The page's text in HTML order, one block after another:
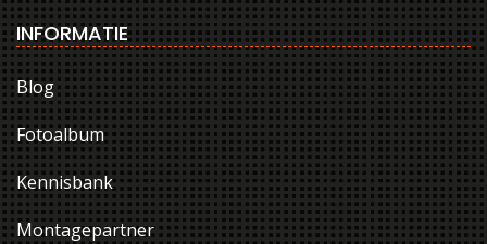
INFORMATIE
Blog
Fotoalbum
Kennisbank
Montagepartner